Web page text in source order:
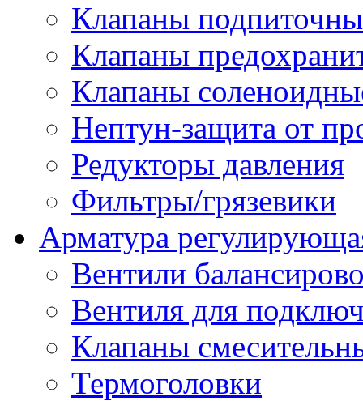
Клапаны
Клапаны
Клапаны
Нептун-защита от
Редукторы давления
Фильтры/грязевики
Арматура
Вентили
Вентиля для
Клапаны
Термоголовки